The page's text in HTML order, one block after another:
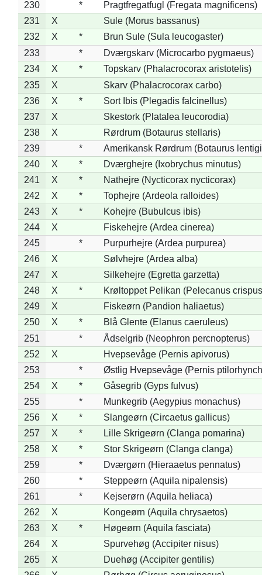
230 *
Pragtfregatfugl (Fregata magnificens)
231
X
Sule (Morus bassanus)
232
X *
Brun Sule (Sula leucogaster)
233
*
Dværgskarv (Microcarbo pygmaeus)
234
X *
Topskarv (Phalacrocorax aristotelis)
235
X
Skarv (Phalacrocorax carbo)
236
X *
Sort Ibis (Plegadis falcinellus)
237
X
Skestork (Platalea leucorodia)
238
X
Rørdrum (Botaurus stellaris)
239
*
Amerikansk Rørdrum (Botaurus
240
X *
Dværghejre (Ixobrychus minutus)
241
X *
Nathejre (Nycticorax nycticorax)
242
X *
Tophejre (Ardeola ralloides)
243
X *
Kohejre (Bubulcus ibis)
244
X
Fiskehejre (Ardea cinerea)
245
*
Purpurhejre (Ardea purpurea)
246
X
Sølvhejre (Ardea alba)
247
X
Silkehejre (Egretta garzetta)
248
X *
Krøltoppet Pelikan (Pelecanus
249
X
Fiskeørn (Pandion haliaetus)
250
X *
Blå Glente (Elanus caeruleus)
251
*
Ådselgrib (Neophron percnopterus)
252
X
Hvepsevåge (Pernis apivorus)
253
*
Østlig Hvepsevåge (Pernis
254
X *
Gåsegrib (Gyps fulvus)
255
*
Munkegrib (Aegypius monachus)
256
X *
Slangeørn (Circaetus gallicus)
257
X *
Lille Skrigeørn (Clanga pomarina)
258
X *
Stor Skrigeørn (Clanga clanga)
259
*
Dværgørn (Hieraaetus pennatus)
260
*
Steppeørn (Aquila nipalensis)
261
*
Kejserørn (Aquila heliaca)
262
X
Kongeørn (Aquila chrysaetos)
263
X *
Høgeørn (Aquila fasciata)
264
X
Spurvehøg (Accipiter nisus)
265
X
Duehøg (Accipiter gentilis)